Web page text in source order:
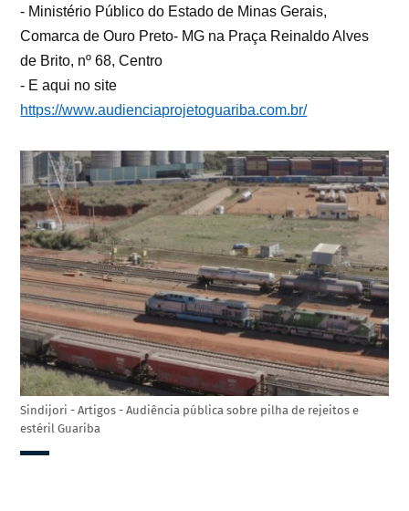
- Ministério Público do Estado de Minas Gerais,
Comarca de Ouro Preto- MG na Praça Reinaldo Alves
de Brito, nº 68, Centro
- E aqui no site
https://www.audienciaprojetoguariba.com.br/
Sindijori - Artigos - Audiência pública sobre pilha de rejeitos e
estéril Guariba